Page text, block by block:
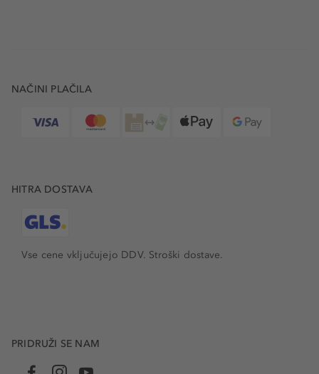
NAČINI PLAČILA
HITRA DOSTAVA
Vse cene vključujejo DDV. Stroški dostave.
PRIDRUŽI SE NAM